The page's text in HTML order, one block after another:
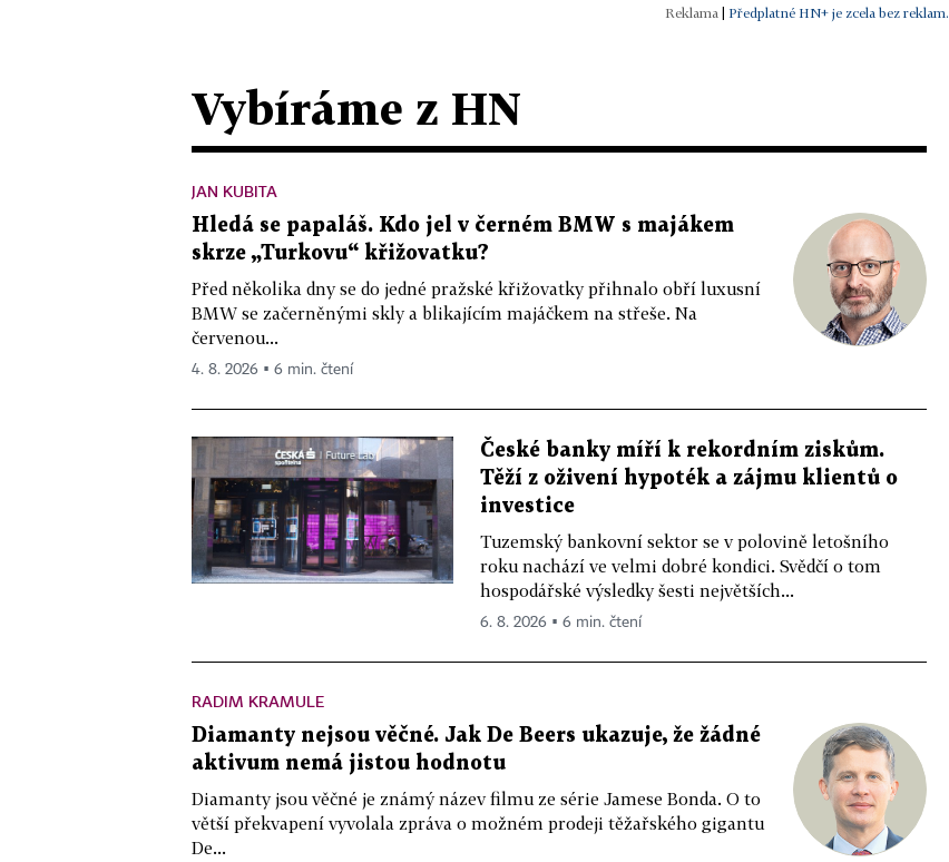
Předplatné HN+ je zcela bez reklam.
Vybíráme z HN
JAN KUBITA
Hledá se papaláš. Kdo jel v černém BMW s majákem
skrze „Turkovu“ křižovatku?
Před několika dny se do jedné pražské křižovatky přihnalo obří luxusní
BMW se začerněnými skly a blikajícím majáčkem na střeše. Na
červenou...
4. 8. 2026 ▪ 6 min. čtení
České banky míří k rekordním ziskům.
Těží z oživení hypoték a zájmu klientů o
investice
Tuzemský bankovní sektor se v polovině letošního
roku nachází ve velmi dobré kondici. Svědčí o tom
hospodářské výsledky šesti největších...
6. 8. 2026 ▪ 6 min. čtení
RADIM KRAMULE
Diamanty nejsou věčné. Jak De Beers ukazuje, že žádné
aktivum nemá jistou hodnotu
Diamanty jsou věčné je známý název filmu ze série Jamese Bonda. O to
větší překvapení vyvolala zpráva o možném prodeji těžařského gigantu
De...